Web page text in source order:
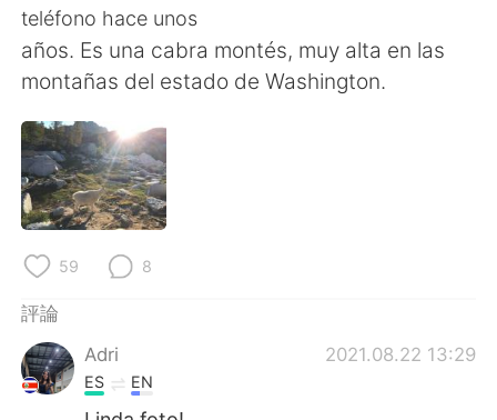
繁體中文
English
Español
Русский
teléfono hace unos
años. Es una cabra montés, muy alta en las
montañas del estado de Washington.
59 8
評論
Adri
2021.08.22 13:29
ES EN